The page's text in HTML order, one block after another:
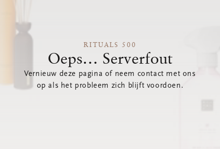
RITUALS 500
Oeps… Serverfout
Vernieuw deze pagina of neem contact met ons
op als het probleem zich blijft voordoen.